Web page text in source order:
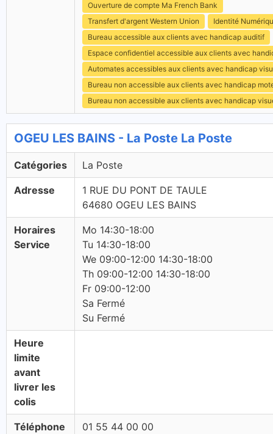
Ouverture de compte Ma French Bank
Transfert d'argent Western Union
Identité
Bureau accessible aux clients avec handicap auditif
Espace confidentiel accessible aux clients avec
Automates accessibles aux clients avec handicap
Bureau non accessible aux clients avec handicap
Bureau non accessible aux clients avec handicap
OGEU LES BAINS - La Poste La Poste
Catégories La Poste
Adresse
1 RUE DU PONT DE TAULE
64680 OGEU LES BAINS
Horaires
Service
Mo 14:30-18:00
Tu 14:30-18:00
We 09:00-12:00 14:30-18:00
Th 09:00-12:00 14:30-18:00
Fr 09:00-12:00
Sa Fermé
Su Fermé
Heure
limite
avant
livrer les
colis
Téléphone 01 55 44 00 00